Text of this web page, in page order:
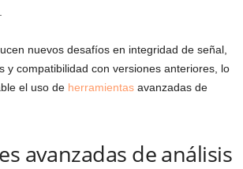
nuevos desafíos en integridad de señal,
y compatibilidad con versiones anteriores, lo
el uso de herramientas avanzadas de
avanzadas de análisis